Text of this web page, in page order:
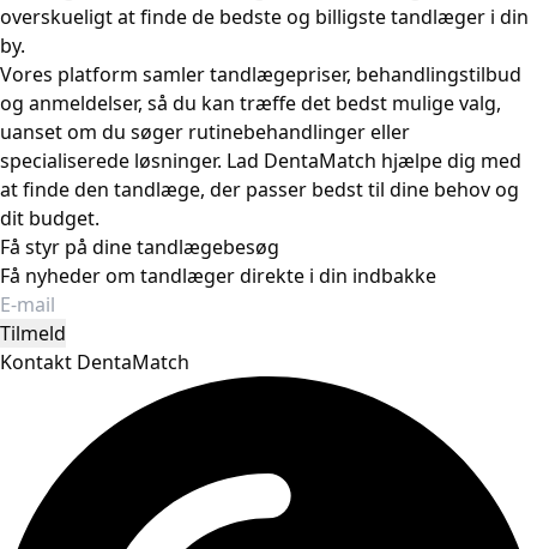
overskueligt at finde de bedste og billigste tandlæger i din
by.
Vores platform samler tandlægepriser, behandlingstilbud
og anmeldelser, så du kan træffe det bedst mulige valg,
uanset om du søger rutinebehandlinger eller
specialiserede løsninger. Lad DentaMatch hjælpe dig med
at finde den tandlæge, der passer bedst til dine behov og
dit budget.
Få styr på dine tandlægebesøg
Få nyheder om tandlæger direkte i din indbakke
Tilmeld
Kontakt DentaMatch